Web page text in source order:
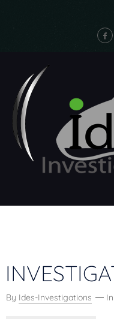
By Ides-Investigations In